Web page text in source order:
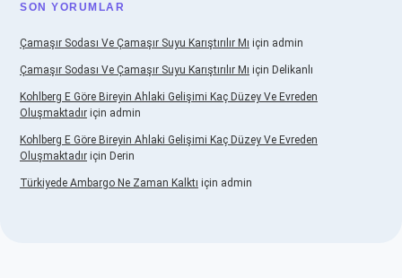
SON YORUMLAR
Çamaşır Sodası Ve Çamaşır Suyu Karıştırılır Mı için admin
Çamaşır Sodası Ve Çamaşır Suyu Karıştırılır Mı için Delikanlı
Kohlberg E Göre Bireyin Ahlaki Gelişimi Kaç Düzey Ve Evreden
Oluşmaktadır için admin
Kohlberg E Göre Bireyin Ahlaki Gelişimi Kaç Düzey Ve Evreden
Oluşmaktadır için Derin
Türkiyede Ambargo Ne Zaman Kalktı için admin